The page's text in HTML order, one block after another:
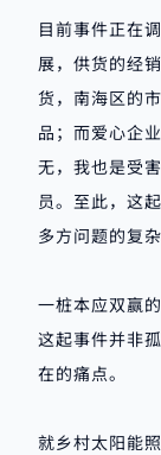
目前事件正在
展，供货的经
货，南海区的
品；而爱心企
无，我也是受
员。至此，这
多方问题的复杂
一桩本应双赢
这起事件并非
在的痛点。
就乡村太阳能